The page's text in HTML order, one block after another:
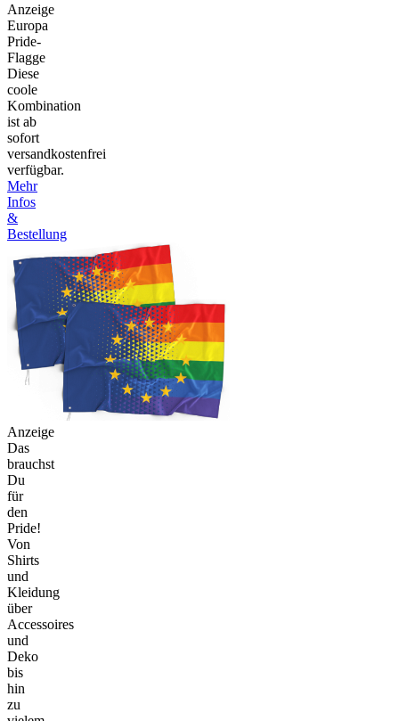
Anzeige
Europa
Pride-
Flagge
Diese
coole
Kombination
ist ab
sofort
versandkostenfrei
verfügbar.
Mehr
Infos
&
Bestellung
Anzeige
Das
brauchst
Du
für
den
Pride!
Von
Shirts
und
Kleidung
über
Accessoires
und
Deko
bis
hin
zu